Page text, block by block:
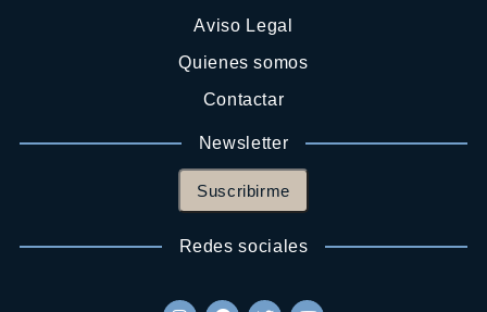
Aviso Legal
Quienes somos
Contactar
Newsletter
Suscribirme
Redes sociales